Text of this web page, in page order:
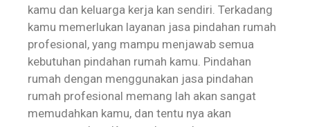
kamu dan keluarga kerja kan sendiri. Terkadang
kamu memerlukan layanan jasa pindahan rumah
profesional, yang mampu menjawab semua
kebutuhan pindahan rumah kamu. Pindahan
rumah dengan menggunakan jasa pindahan
rumah profesional memang lah akan sangat
memudahkan kamu, dan tentu nya akan